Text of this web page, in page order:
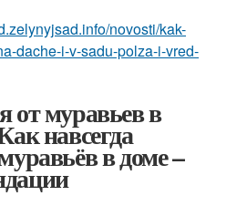
novosti/kak-
dache-i-v-sadu-polza-i-vred-
от муравьев в
навсегда
в доме –